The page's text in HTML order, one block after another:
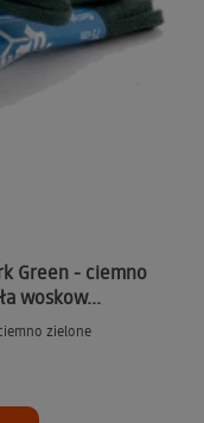
Green - ciemno
woskow...
zielone